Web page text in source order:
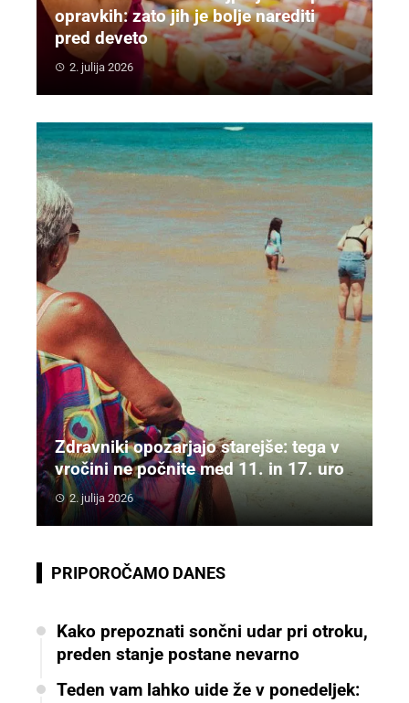
opravkih: zato jih je bolje narediti
pred deveto
2. julija 2026
Zdravniki opozarjajo starejše: tega v
vročini ne počnite med 11. in 17. uro
2. julija 2026
PRIPOROČAMO DANES
Kako prepoznati sončni udar pri otroku,
preden stanje postane nevarno
Teden vam lahko uide že v ponedeljek: